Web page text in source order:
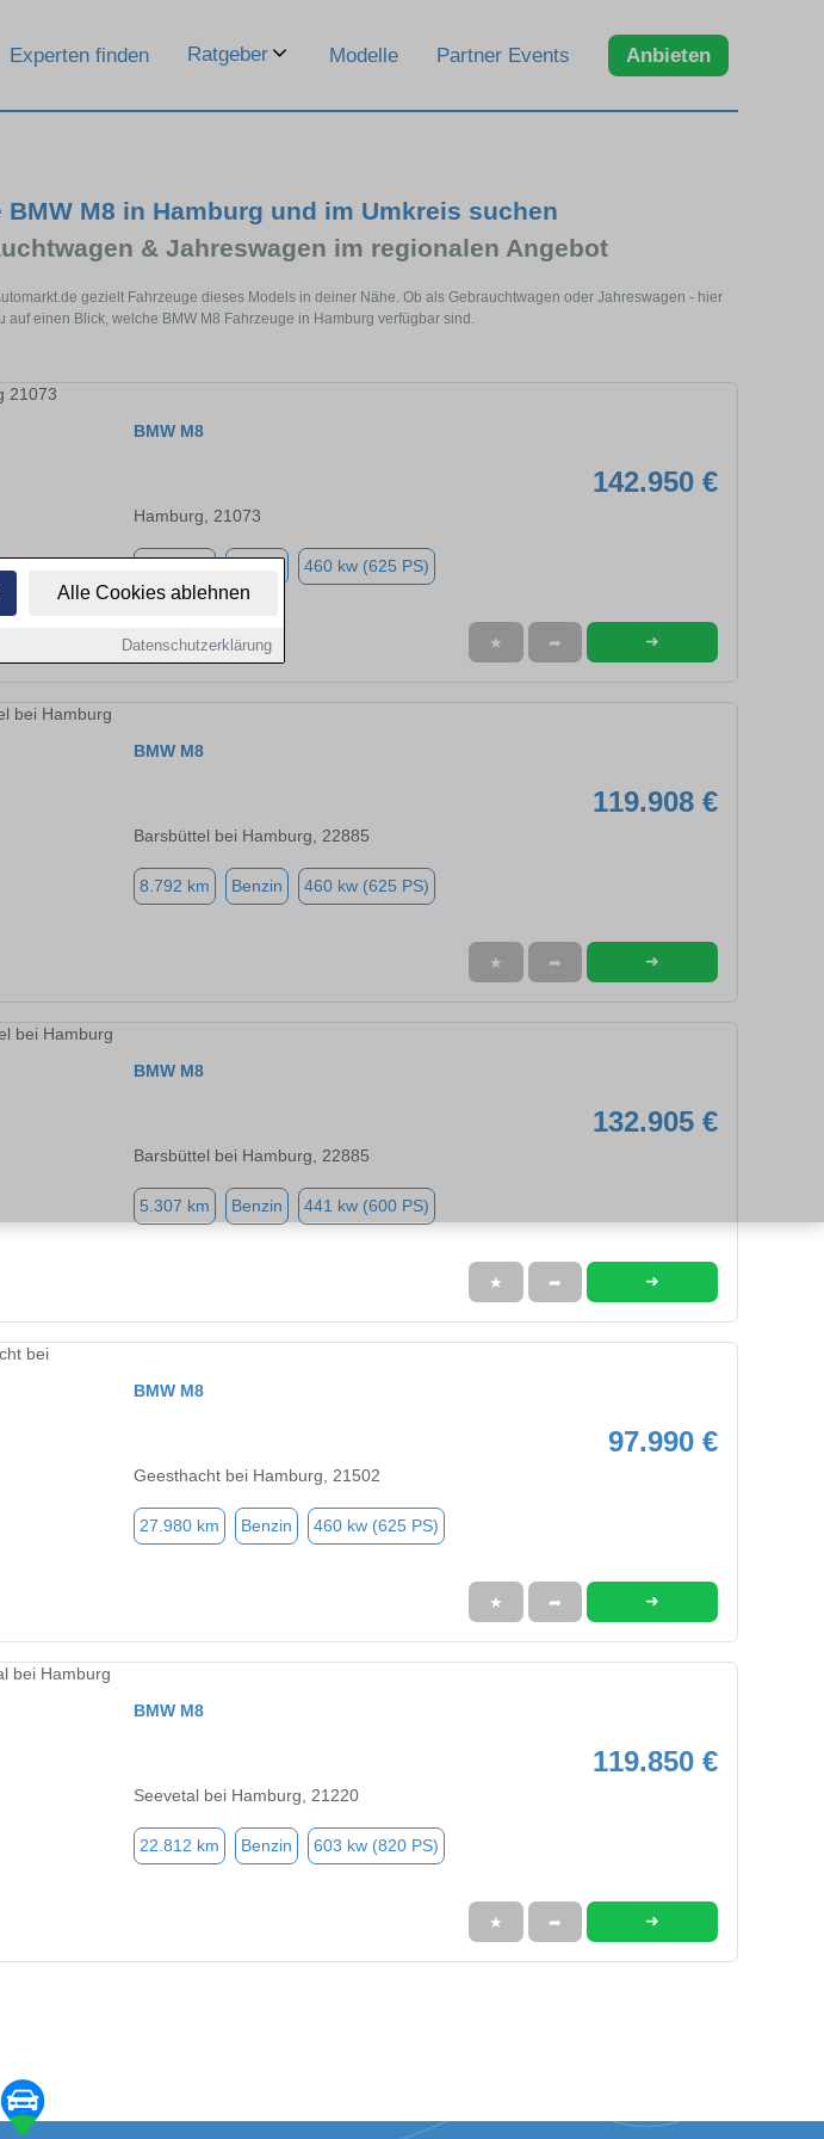
Alle Cookies ablehnen
Datenschutzerklärung
Experten finden Ratgeber Modelle Partner Events Anbieten
BMW M8 in Hamburg und im Umkreis suchen
& Jahreswagen im regionalen Angebot
gezielt Fahrzeuge dieses Models in deiner Nähe. Ob als Gebrauchtwagen oder Jahreswagen - hier
auf einen Blick, welche BMW M8 Fahrzeuge in Hamburg verfügbar sind.
BMW M8
142.950 €
Hamburg, 21073
460 kw (625 PS)
★ ➦ ➜
BMW M8
119.908 €
Barsbüttel bei Hamburg, 22885
8.792 km Benzin 460 kw (625 PS)
★ ➦ ➜
BMW M8
132.905 €
Barsbüttel bei Hamburg, 22885
5.307 km Benzin 441 kw (600 PS)
★ ➦ ➜
BMW M8
97.990 €
Geesthacht bei Hamburg, 21502
27.980 km Benzin 460 kw (625 PS)
★ ➦ ➜
BMW M8
119.850 €
Seevetal bei Hamburg, 21220
22.812 km Benzin 603 kw (820 PS)
★ ➦ ➜